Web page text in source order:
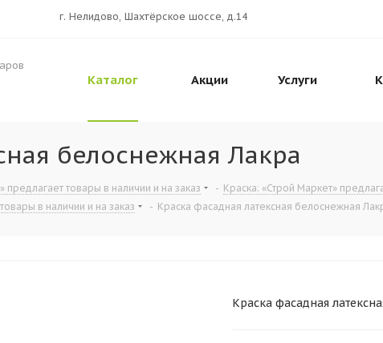
г. Нелидово, Шахтёрское шоссе, д.14
Каталог Акции Услуги
белоснежная Лакра
товары в наличии и на заказ - Краска: «Строй Маркет»
в наличии и на заказ
- Краска фасадная латексная белоснежная
Краска фасадная